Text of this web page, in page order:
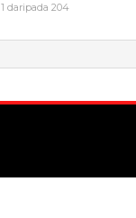
1 daripada 204